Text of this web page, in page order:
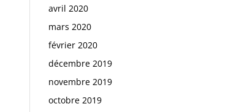
avril 2020
mars 2020
février 2020
décembre 2019
novembre 2019
octobre 2019